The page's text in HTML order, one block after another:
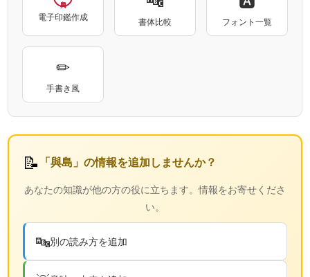
電子印鑑作成 書体比較 フォント一覧
✏
手書き風
📝 「與島」の情報を追加しませんか？
あなたの知識が他の方の役に立ちます。情報をお寄せくださ
い。
🔤別の読み方を追加